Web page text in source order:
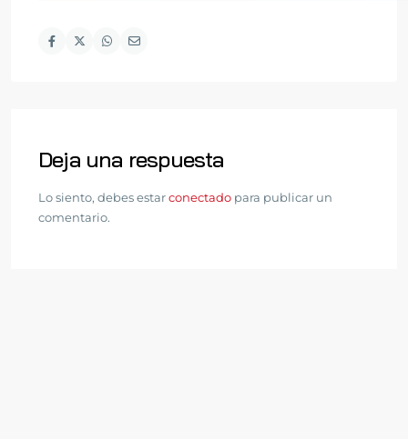
Deja una respuesta
Lo siento, debes estarconectado para publicar un
comentario.